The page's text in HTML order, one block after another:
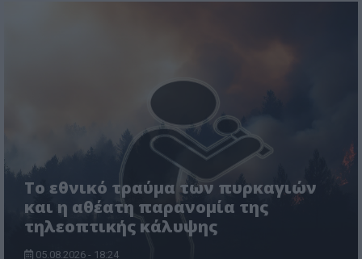
Το εθνικό τραύμα των πυρκαγιών
και η αθέατη παρανομία της
τηλεοπτικής κάλυψης
05.08.2026 - 18:24